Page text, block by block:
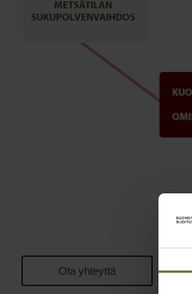
Ota yhteyttä